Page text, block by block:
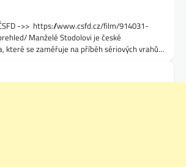
->> https://www.csfd.cz/film/914031-
Manželé Stodolovi je české
které se zaměřuje na příběh sériových vrahů…